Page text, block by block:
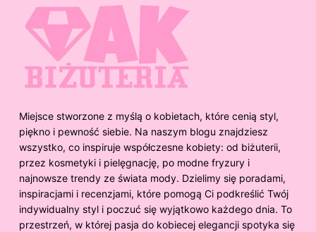
Miejsce stworzone z myślą o kobietach, które cenią styl,
piękno i pewność siebie. Na naszym blogu znajdziesz
wszystko, co inspiruje współczesne kobiety: od biżuterii,
przez kosmetyki i pielęgnację, po modne fryzury i
najnowsze trendy ze świata mody. Dzielimy się poradami,
inspiracjami i recenzjami, które pomogą Ci podkreślić Twój
indywidualny styl i poczuć się wyjątkowo każdego dnia. To
przestrzeń, w której pasja do kobiecej elegancji spotyka się